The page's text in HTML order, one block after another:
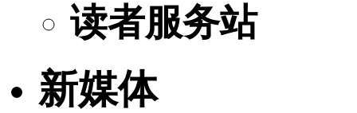
读者服务站
新媒体